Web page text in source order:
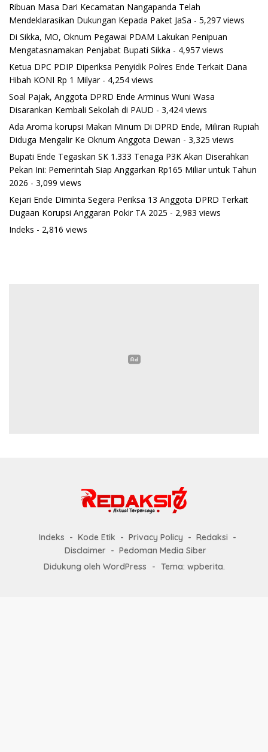
Ribuan Masa Dari Kecamatan Nangapanda Telah
Mendeklarasikan Dukungan Kepada Paket JaSa - 5,297 views
Di Sikka, MO, Oknum Pegawai PDAM Lakukan Penipuan
Mengatasnamakan Penjabat Bupati Sikka - 4,957 views
Ketua DPC PDIP Diperiksa Penyidik Polres Ende Terkait Dana
Hibah KONI Rp 1 Milyar- 4,254 views
Soal Pajak, Anggota DPRD Ende Arminus Wuni Wasa
Disarankan Kembali Sekolah di PAUD - 3,424 views
Ada Aroma korupsi Makan Minum Di DPRD Ende, Miliran Rupiah
Diduga Mengalir Ke Oknum Anggota Dewan - 3,325 views
Bupati Ende Tegaskan SK 1.333 Tenaga P3K Akan Diserahkan
Pekan Ini: Pemerintah Siap Anggarkan Rp165 Miliar untuk Tahun
2026 - 3,099 views
Kejari Ende Diminta Segera Periksa 13 Anggota DPRD Terkait
Dugaan Korupsi Anggaran Pokir TA 2025 - 2,983 views
Indeks - 2,816 views
Indeks Kode Etik Privacy Policy
Redaksi
Disclaimer
Pedoman Media Siber
Didukung oleh WordPress
- Tema: wpberita.